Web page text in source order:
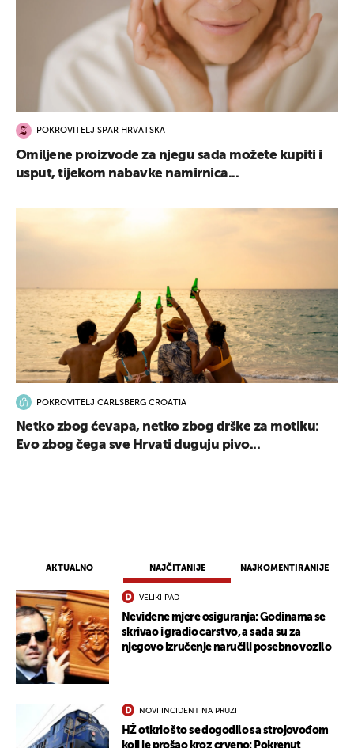
AKTUALNO NAJČITANIJE NAJKOMENTIRANIJE
VELIKI PAD
Neviđene mjere osiguranja: Godinama se
skrivao i gradio carstvo, a sada su za
njegovo izručenje naručili posebno vozilo
NOVI INCIDENT NA PRUZI
HŽ otkrio što se dogodilo sa strojovođom
koji je prošao kroz crveno: Pokrenut
POKROVITELJ SPAR HRVATSKA
Omiljene proizvode za njegu sada možete kupiti i
usput, tijekom nabavke namirnica...
POKROVITELJ CARLSBERG CROATIA
Netko zbog ćevapa, netko zbog drške za motiku:
Evo zbog čega sve Hrvati duguju pivo...